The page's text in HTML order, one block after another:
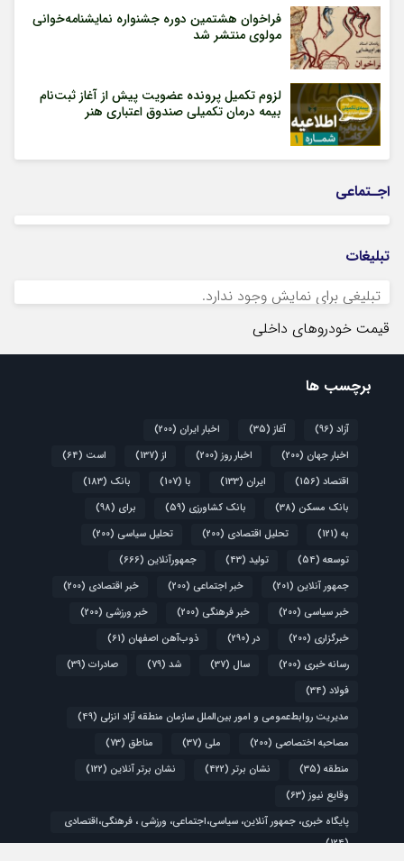
فراخوان هشتمین دوره جشنواره نمایشنامه‌خوانی
مولوی منتشر شد
لزوم تکمیل پرونده عضویت پیش از آغاز ثبت‌نام
بیمه درمان تکمیلی صندوق اعتباری هنر
اجـتماعی
تبلیغات
تبلیغی برای نمایش وجود ندارد.
قیمت خودروهای داخلی
برچسب ها
آزاد (96) آغاز (35) اخبار ایران (200)
اخبار جهان (200) اخبار روز (200) از (137) است (64)
اقتصاد (156) ایران (133) با (107) بانک (183)
بانک مسکن (38) بانک کشاورزی (59) برای (98)
به (121) تحلیل اقتصادی (200) تحلیل سیاسی (200)
توسعه (54) تولید (43) جمهورآنلاین (666)
جمهور آنلاین (201) خبر اجتماعی (200) خبر اقتصادی (200)
خبر سیاسی (200) خبر فرهنگی (200) خبر ورزشی (200)
خبرگزاری (200) در (290) ذوب‌آهن اصفهان (61)
رسانه خبری (200) سال (37) شد (79) صادرات (39)
فولاد (34)
مدیریت روابط‌عمومی و امور بین‌الملل سازمان منطقه آزاد انزلی (49)
مصاحبه اختصاصی (200) ملی (37) مناطق (73)
منطقه (35) نشان برتر (422) نشان برتر آنلاین (122)
وقایع نیوز (63)
پایگاه خبری، جمهور آنلاین، سیاسی،اجتماعی، ورزشی ، فرهنگی،اقتصادی
(124)